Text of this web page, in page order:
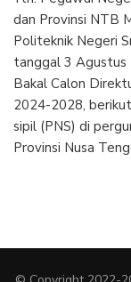
dan Provinsi NTB
Politeknik Negeri
tanggal 3 Agustus
Bakal Calon
2024-2028,
sipil (PNS) di
Provinsi Nusa